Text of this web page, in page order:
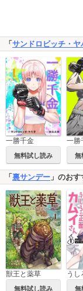
「 サンドロビッチ・ヤ
一勝千金
無料試し読み 無
「 裏サンデー 」のお
獣王と薬草
無料試し読み 無